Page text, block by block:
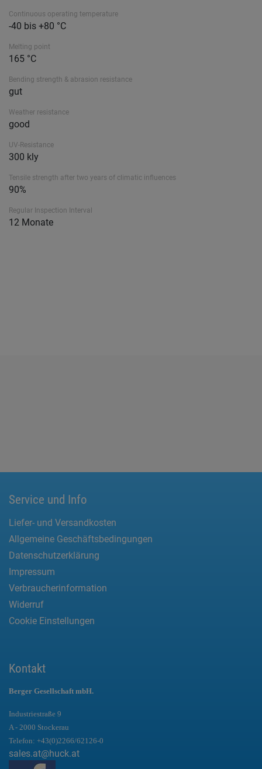
Continuous operating temperature
-40 bis +80 °C
Melting point
165 °C
Bending strength & abrasion resistance
gut
Weather resistance
good
UV-Resistance
300 kly
Tensile strength after two years of climatic influences
90%
Regular Inspection Interval
12 Monate
Service und Info
Liefer- und Versandkosten
Allgemeine Geschäftsbedingungen
Datenschutzerklärung
Impressum
Verbraucherinformation
Widerruf
Cookie Einstellungen
Kontakt
Berger Gesellschaft mbH.
Industriestraße 9
A - 2000 Stockerau
Telefon: +43(0)2266/62126-0
sales.at@huck.at